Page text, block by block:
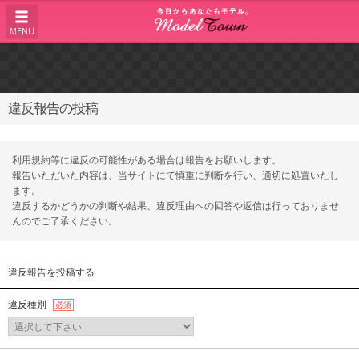
MENU
違反報告の投稿
利用規約等に違反の可能性がある場合は報告をお願いします。
報告いただいた内容は、当サイトにて慎重に判断を行い、適切に処置いたし
ます。
違反するかどうかの判断や結果、違反理由への回答や返信は行っておりませ
んのでご了承ください。
違反報告を投稿する
違反種別 必須